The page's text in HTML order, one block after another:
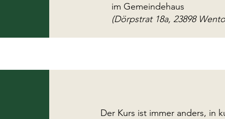
im Gemeindehaus
(Dörpstrat 18a, 23898
Der Kurs ist immer anders, in